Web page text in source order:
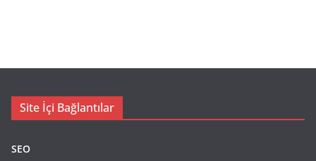
Site İçi Bağlantılar
SEO